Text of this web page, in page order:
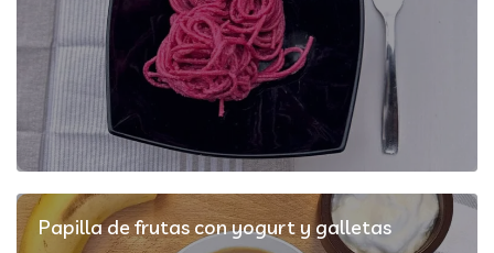
Papilla de frutas con yogurt y galletas